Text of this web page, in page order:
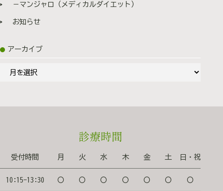
位￥1,100 💡目安の単位 🙋よくある質問 Q. 痛
いですか？ A. 細い針を使うので、チクッとする程度で
¥3,300でご用意しております！ Q. ダウンタイムはあ
がでる場合がございますが、メイクで隠せる程度です。
「表情ジワを和らげる治療」です。 定期的に続けること
で、将来のシワ予防にもつながります。 また筋肉を弛緩
させることで肩こりの改善や肩の首を長く見せる効果、
にオススメです♪ 自然な若返りを叶え、一緒に表情ジワ
をケアして行きましょう😊💚 ご予約・お問い合わせ
－マンジャロ（メディカルダイエット）
お知らせ
アーカイブ
イ
診療時間
受付時間 月 火 水 木 金 土 日・祝
10:15-13:30 〇 〇 〇 〇 〇 〇 〇